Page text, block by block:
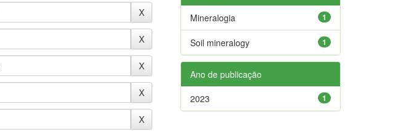
1
Mineralogia
1
Soil mineralogy
Ano de publicação
1
2023